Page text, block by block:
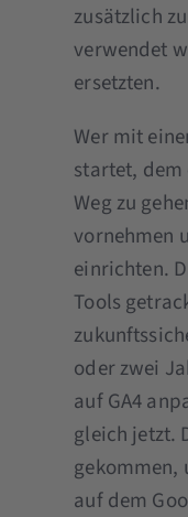
zusätzlich
verwendet
ersetzten.
Wer mit
startet,
Weg zu
vornehmen
einrichten.
Tools
oder zwei
auf GA4
gleich jetzt.
auf dem